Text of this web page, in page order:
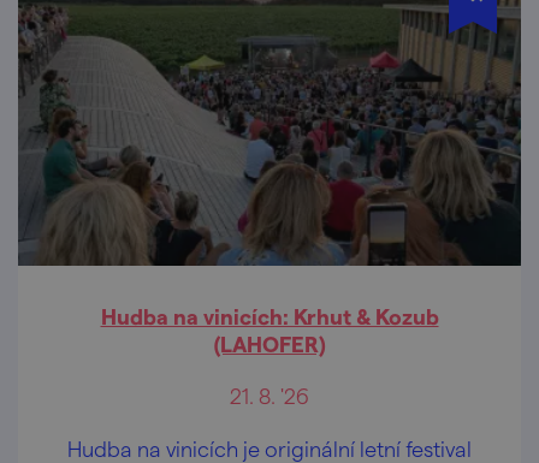
Hudba na vinicích: Krhut & Kozub
(LAHOFER)
21. 8. '26
Hudba na vinicích je originální letní festival